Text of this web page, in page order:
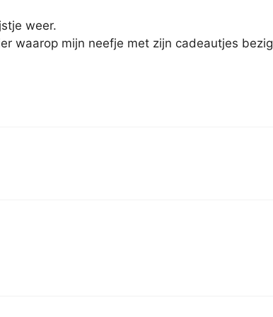
weer.
waarop mijn neefje met zijn cadeautjes bezig